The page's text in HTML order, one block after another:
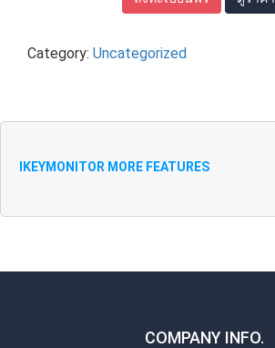
Category: Uncategorized
IKEYMONITOR MORE FEATURES
COMPANY INFO.